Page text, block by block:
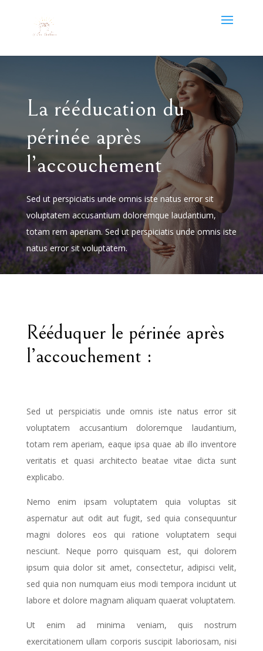
La rééducation du
périnée après
l’accouchement
Sed ut perspiciatis unde omnis iste natus error sit
voluptatem accusantium doloremque laudantium,
totam rem aperiam. Sed ut perspiciatis unde omnis iste
natus error sit voluptatem.
Rééduquer le périnée après
l’accouchement :
Sed ut perspiciatis unde omnis iste natus error sit
voluptatem accusantium doloremque laudantium,
totam rem aperiam, eaque ipsa quae ab illo inventore
veritatis et quasi architecto beatae vitae dicta sunt
explicabo.
Nemo enim ipsam voluptatem quia voluptas sit
aspernatur aut odit aut fugit, sed quia consequuntur
magni dolores eos qui ratione voluptatem sequi
nesciunt. Neque porro quisquam est, qui dolorem
ipsum quia dolor sit amet, consectetur, adipisci velit,
sed quia non numquam eius modi tempora incidunt ut
labore et dolore magnam aliquam quaerat voluptatem.
Ut enim ad minima veniam, quis nostrum
exercitationem ullam corporis suscipit laboriosam, nisi